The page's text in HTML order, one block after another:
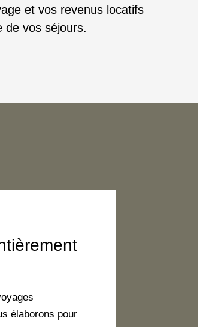
et vos revenus locatifs
de vos séjours.
élaborons pour